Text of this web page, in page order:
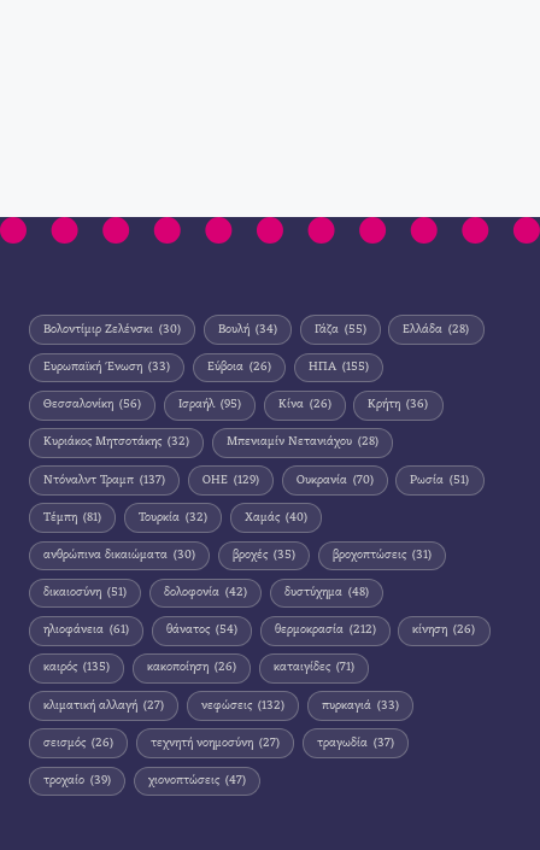
Βολοντίμιρ Ζελένσκι (30) Βουλή (34) Γάζα (55) Ελλάδα (28)
Ευρωπαϊκή Ένωση (33) Εύβοια (26) ΗΠΑ (155)
Θεσσαλονίκη (56) Ισραήλ (95) Κίνα (26) Κρήτη (36)
Κυριάκος Μητσοτάκης (32) Μπενιαμίν Νετανιάχου (28)
Ντόναλντ Τραμπ (137) ΟΗΕ (129) Ουκρανία (70) Ρωσία (51)
Τέμπη (81) Τουρκία (32) Χαμάς (40)
ανθρώπινα δικαιώματα (30) βροχές (35) βροχοπτώσεις (31)
δικαιοσύνη (51) δολοφονία (42) δυστύχημα (48)
ηλιοφάνεια (61) θάνατος (54) θερμοκρασία (212) κίνηση (26)
καιρός (135) κακοποίηση (26) καταιγίδες (71)
κλιματική αλλαγή (27) νεφώσεις (132) πυρκαγιά (33)
σεισμός (26) τεχνητή νοημοσύνη (27) τραγωδία (37)
τροχαίο (39) χιονοπτώσεις (47)